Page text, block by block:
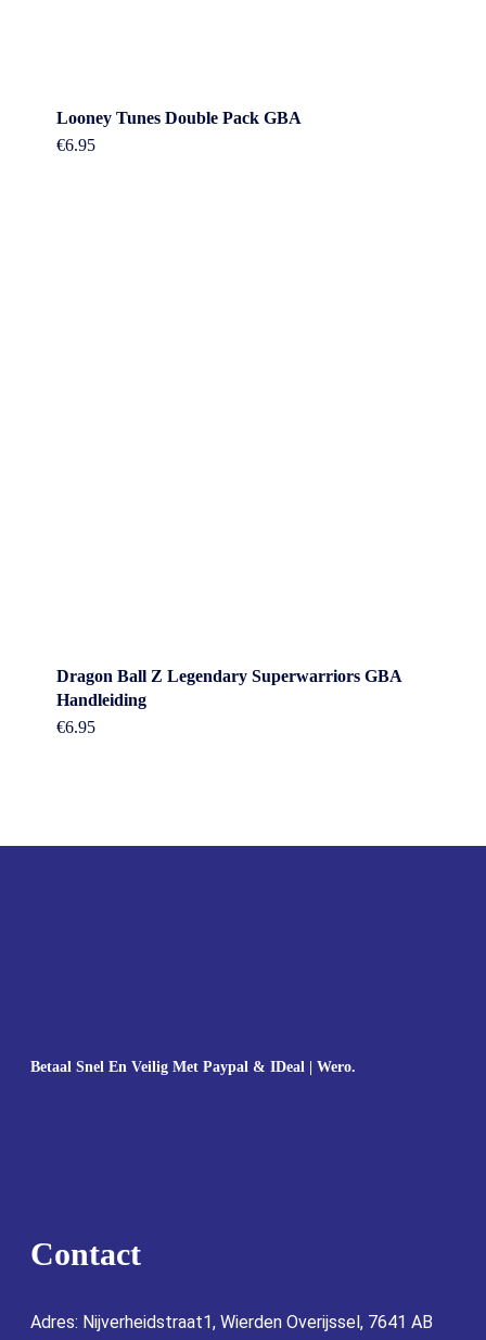
Looney Tunes Double Pack GBA
€6.95
Dragon Ball Z Legendary Superwarriors GBA
Handleiding
€6.95
Betaal Snel En Veilig Met Paypal & IDeal | Wero.
Contact
Adres: Nijverheidstraat1, Wierden Overijssel, 7641 AB